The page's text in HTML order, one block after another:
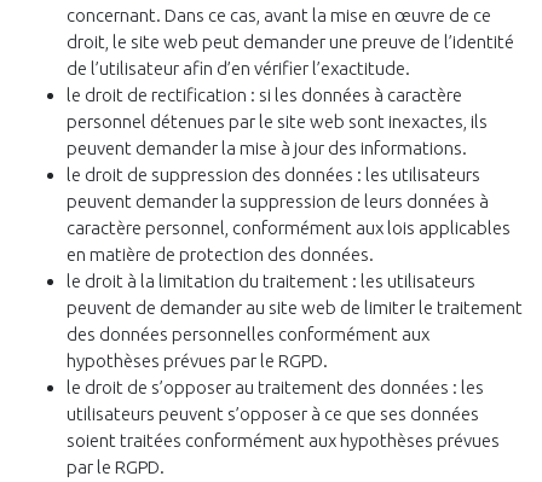
concernant. Dans ce cas, avant la mise en œuvre de ce
droit, le site web peut demander une preuve de l’identité
de l’utilisateur afin d’en vérifier l’exactitude.
le droit de rectification : si les données à caractère
personnel détenues par le site web sont inexactes, ils
peuvent demander la mise à jour des informations.
le droit de suppression des données : les utilisateurs
peuvent demander la suppression de leurs données à
caractère personnel, conformément aux lois applicables
en matière de protection des données.
le droit à la limitation du traitement : les utilisateurs
peuvent de demander au site web de limiter le traitement
des données personnelles conformément aux
hypothèses prévues par le RGPD.
le droit de s’opposer au traitement des données : les
utilisateurs peuvent s’opposer à ce que ses données
soient traitées conformément aux hypothèses prévues
par le RGPD.